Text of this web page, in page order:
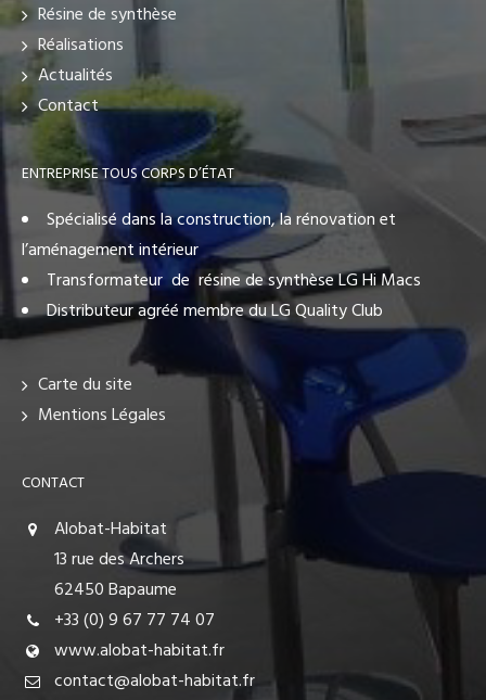
Résine de synthèse
Réalisations
Actualités
Contact
ENTREPRISE TOUS CORPS D’ÉTAT
Spécialisé dans la construction, la rénovation et
l’aménagement intérieur
Transformateur de résine de synthèse LG Hi Macs
Distributeur agréé membre du LG Quality Club
Carte du site
Mentions Légales
CONTACT
Alobat-Habitat
13 rue des Archers
62450 Bapaume
+33 (0) 9 67 77 74 07
www.alobat-habitat.fr
contact@alobat-habitat.fr